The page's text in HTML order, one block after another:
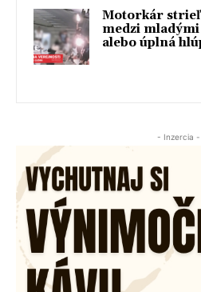
Motorkár
medzi
alebo úplná
- Inzercia -